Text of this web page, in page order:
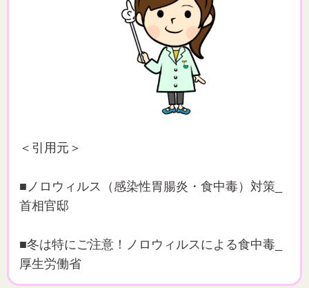
＜引用元＞
■ノロウィルス（感染性胃腸炎・食中毒）対策_
首相官邸
■冬は特にご注意！ノロウィルスによる食中毒_
厚生労働省